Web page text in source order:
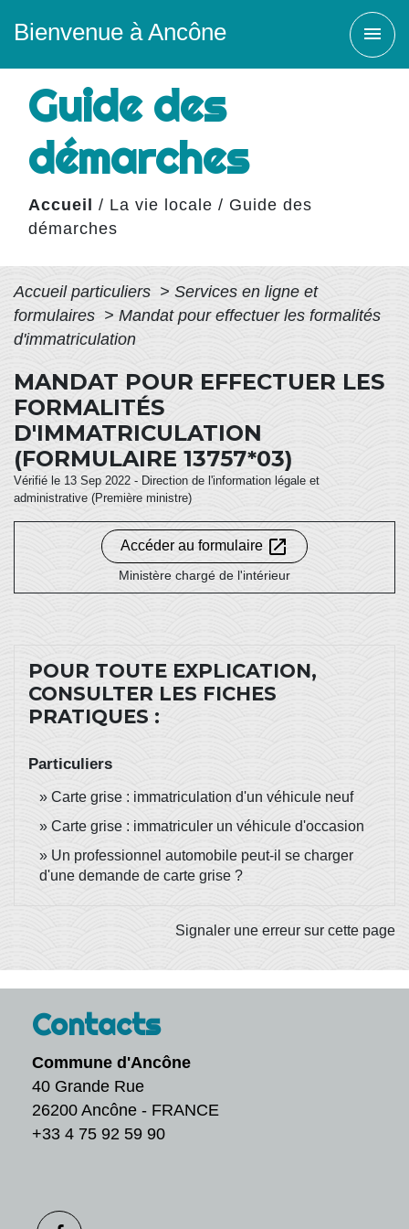
Bienvenue à Ancône menu
Guide des
démarches
Accueil / La vie locale / Guide des
démarches
Accueil particuliers > Services en ligne et
formulaires > Mandat pour effectuer les formalités
d'immatriculation
MANDAT POUR EFFECTUER LES
FORMALITÉS
D'IMMATRICULATION
(FORMULAIRE 13757*03)
Vérifié le 13 Sep 2022 - Direction de l'information légale et
administrative (Première ministre)
Accéder au formulaire open_in_new
Ministère chargé de l'intérieur
POUR TOUTE EXPLICATION,
CONSULTER LES FICHES
PRATIQUES :
Particuliers
Carte grise : immatriculation d'un véhicule neuf
Carte grise : immatriculer un véhicule d'occasion
Un professionnel automobile peut-il se charger
d'une demande de carte grise ?
Signaler une erreur sur cette page
Contacts
Commune d'Ancône
40 Grande Rue
26200 Ancône - FRANCE
+33 4 75 92 59 90